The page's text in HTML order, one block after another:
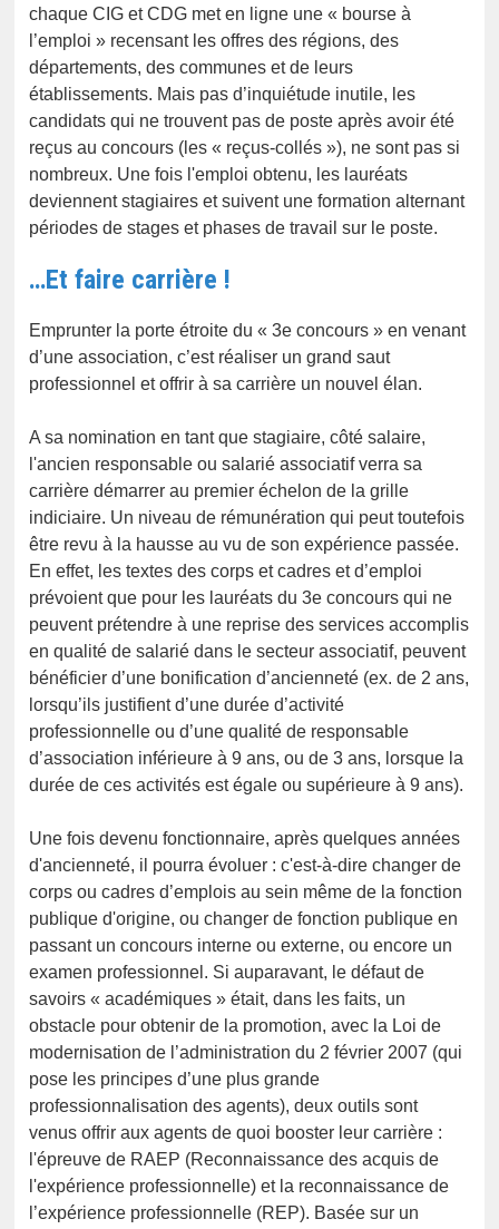
chaque CIG et CDG met en ligne une « bourse à
l’emploi » recensant les offres des régions, des
départements, des communes et de leurs
établissements. Mais pas d’inquiétude inutile, les
candidats qui ne trouvent pas de poste après avoir été
reçus au concours (les « reçus-collés »), ne sont pas si
nombreux. Une fois l'emploi obtenu, les lauréats
deviennent stagiaires et suivent une formation alternant
périodes de stages et phases de travail sur le poste.
…Et faire carrière !
Emprunter la porte étroite du « 3e concours » en venant
d’une association, c’est réaliser un grand saut
professionnel et offrir à sa carrière un nouvel élan.
A sa nomination en tant que stagiaire, côté salaire,
l'ancien responsable ou salarié associatif verra sa
carrière démarrer au premier échelon de la grille
indiciaire. Un niveau de rémunération qui peut toutefois
être revu à la hausse au vu de son expérience passée.
En effet, les textes des corps et cadres et d’emploi
prévoient que pour les lauréats du 3e concours qui ne
peuvent prétendre à une reprise des services accomplis
en qualité de salarié dans le secteur associatif, peuvent
bénéficier d’une bonification d’ancienneté (ex. de 2 ans,
lorsqu’ils justifient d’une durée d’activité
professionnelle ou d’une qualité de responsable
d’association inférieure à 9 ans, ou de 3 ans, lorsque la
durée de ces activités est égale ou supérieure à 9 ans).
Une fois devenu fonctionnaire, après quelques années
d'ancienneté, il pourra évoluer : c'est-à-dire changer de
corps ou cadres d’emplois au sein même de la fonction
publique d'origine, ou changer de fonction publique en
passant un concours interne ou externe, ou encore un
examen professionnel. Si auparavant, le défaut de
savoirs « académiques » était, dans les faits, un
obstacle pour obtenir de la promotion, avec la Loi de
modernisation de l’administration du 2 février 2007 (qui
pose les principes d’une plus grande
professionnalisation des agents), deux outils sont
venus offrir aux agents de quoi booster leur carrière :
l'épreuve de RAEP (Reconnaissance des acquis de
l'expérience professionnelle) et la reconnaissance de
l’expérience professionnelle (REP). Basée sur un